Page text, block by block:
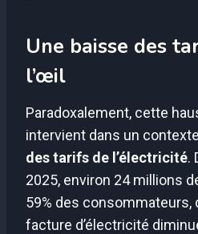
Une baisse des
l’œil
Paradoxalement, cette
intervient dans un
des tarifs de l’électricité.
2025, environ 24 millions
59% des consommateurs,
facture d’électricité